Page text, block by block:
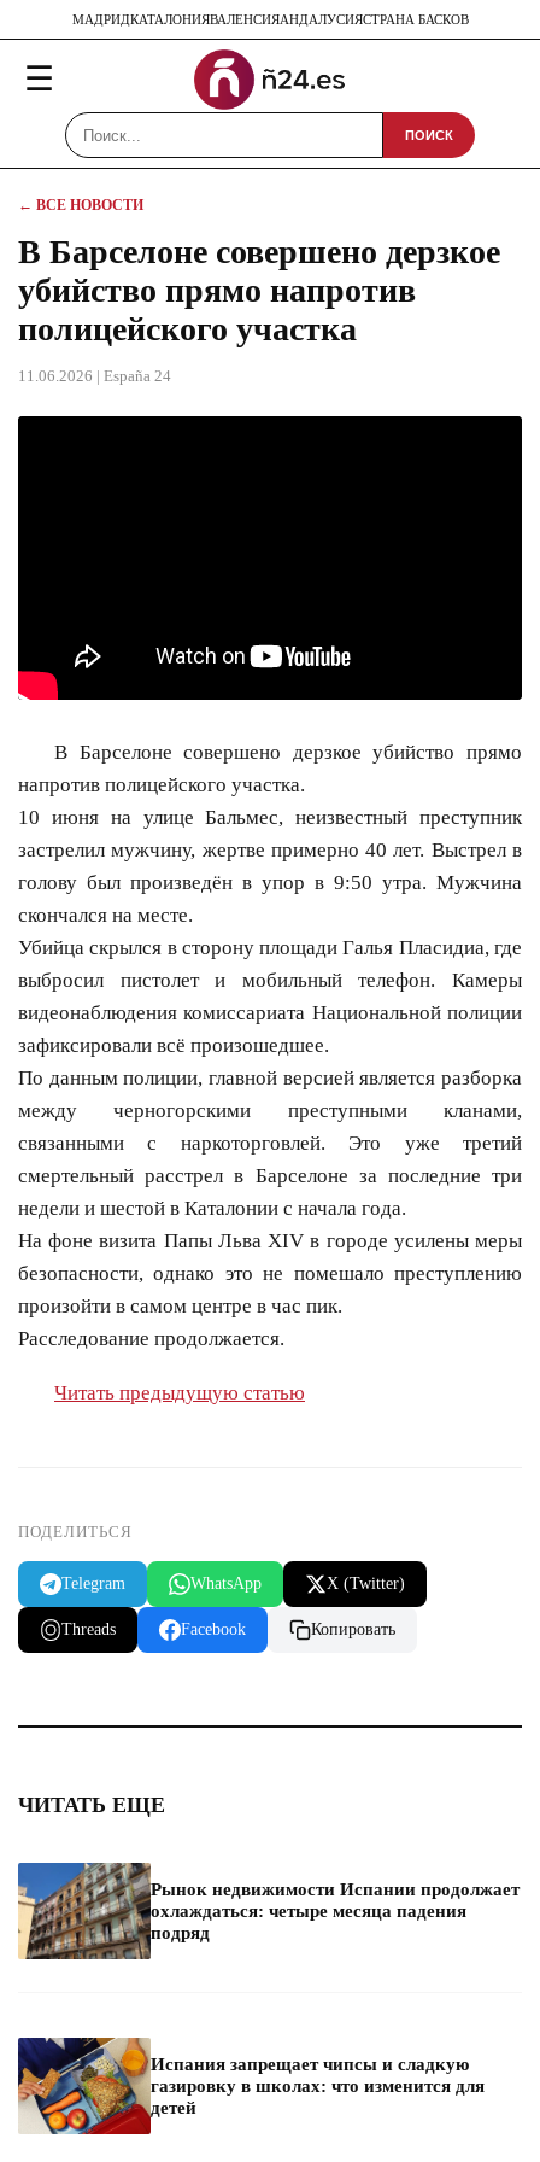
МАДРИДКАТАЛОНИЯВАЛЕНСИЯАНДАЛУСИЯСТРАНА БАСКОВ
☰
ПОИСК
← ВСЕ НОВОСТИ
В Барселоне совершено дерзкое
убийство прямо напротив
полицейского участка
11.06.2026 | España 24
В Барселоне совершено дерзкое убийство прямо
напротив полицейского участка.
10 июня на улице Бальмес, неизвестный преступник
застрелил мужчину, жертве примерно 40 лет. Выстрел в
голову был произведён в упор в 9:50 утра. Мужчина
скончался на месте.
Убийца скрылся в сторону площади Галья Пласидиа, где
выбросил пистолет и мобильный телефон. Камеры
видеонаблюдения комиссариата Национальной полиции
зафиксировали всё произошедшее.
По данным полиции, главной версией является разборка
между черногорскими преступными кланами,
связанными с наркоторговлей. Это уже третий
смертельный расстрел в Барселоне за последние три
недели и шестой в Каталонии с начала года.
На фоне визита Папы Льва XIV в городе усилены меры
безопасности, однако это не помешало преступлению
произойти в самом центре в час пик.
Расследование продолжается.
Читать предыдущую статью
ПОДЕЛИТЬСЯ
Telegram WhatsApp X (Twitter)
Threads Facebook Копировать
ЧИТАТЬ ЕЩЕ
Рынок недвижимости Испании продолжает
охлаждаться: четыре месяца падения
подряд
Испания запрещает чипсы и сладкую
газировку в школах: что изменится для
детей